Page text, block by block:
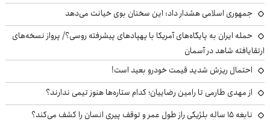
جمهوری اسلامی هشدار داد: این سخنان بوی خیانت می‌دهد
حمله ایران به پایگاه‌های آمریکا با پهپادهای پیشرفته روسی؟/ پرواز نسخه‌های
ارتقایافته شاهد در آسمان
احتمال ریزش شدید قیمت خودرو بعید است!
از مهدی طارمی تا رامین رضاییان؛ کدام ستاره‌ها هنوز تیمی ندارند؟
نابغه ۱۵ ساله بلژیکی راز طول عمر و توقف پیری انسان را کشف می‌کند؟